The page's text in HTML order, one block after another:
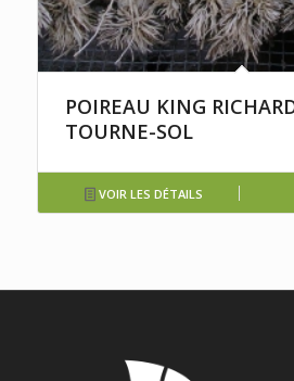
POIREAU KING
TOURNE-SOL
VOIR LES DÉTAILS